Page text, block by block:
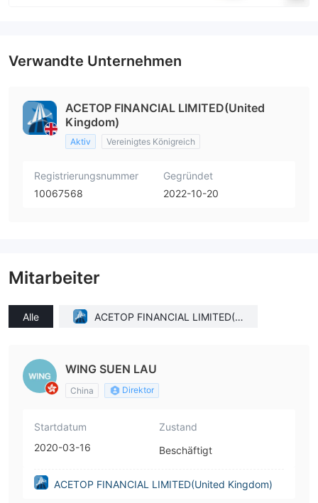
Verwandte Unternehmen
ACETOP FINANCIAL LIMITED(United
Kingdom)
Aktiv Vereinigtes Königreich
Registrierungsnummer
10067568
Gegründet
2022-10-20
Mitarbeiter
Alle
ACETOP FINANCIAL LIMITED(U
WING SUEN LAU
China Direktor
Startdatum
2020-03-16
Zustand
Beschäftigt
ACETOP FINANCIAL LIMITED(United Kingdom)